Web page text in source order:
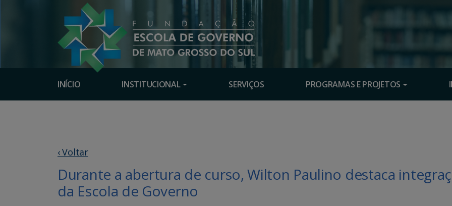
INÍCIO INSTITUCIONAL SERVIÇOS PROGRAMAS E PROJETOS
‹ Voltar
Durante a abertura de curso, Wilton Paulino destaca
da Escola de Governo